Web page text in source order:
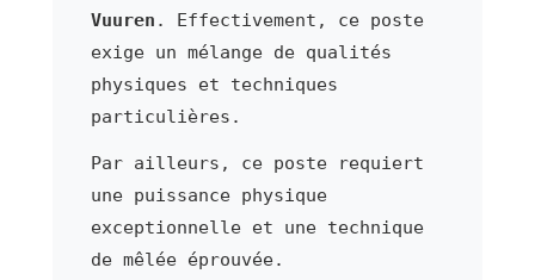
Vuuren . Effectivement, ce poste
exige un mélange de qualités
physiques et techniques
particulières.
Par ailleurs, ce poste requiert
une puissance physique
exceptionnelle et une technique
de mêlée éprouvée.